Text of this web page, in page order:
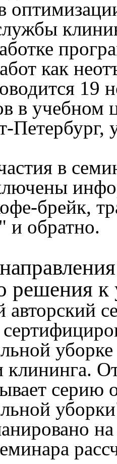
как
19
в учебном
в
брейк,
и обратно.
решения
авторский
клининга.